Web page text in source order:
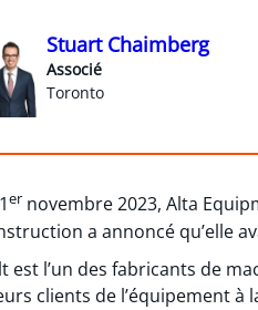
Stuart Chaimberg
Associé
Toronto
er novembre 2023, Alta
a annoncé qu’elle
est l’un des fabricants de
clients de l’équipement